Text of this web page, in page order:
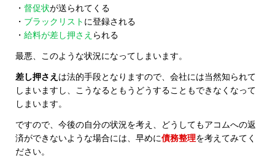
・ 督促状が送られてくる
・ ブラックリスト に登録される
・ 給料が差し押さえ られる
最悪、このような状況になってしまいます。
差し押さえ は法的手段となりますので、会社には当然知られて
しまいますし、こうなるともうどうすることもできなくなって
しまいます。
ですので、今後の自分の状況を考え、どうしてもアコムへの返
済ができないような場合には、早めに債務整理を考えてみてく
ださい。